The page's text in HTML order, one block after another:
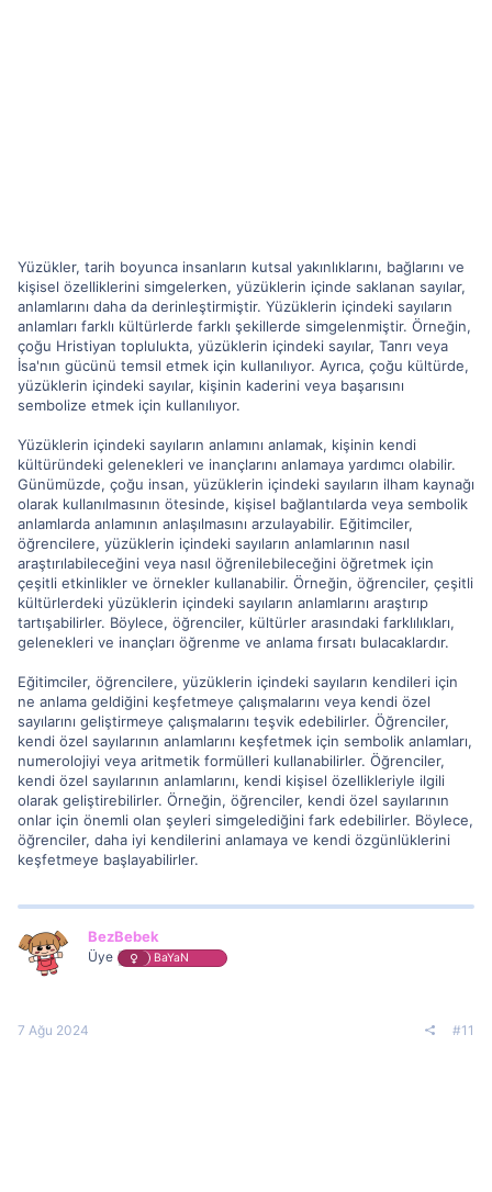
Yüzükler, tarih boyunca insanların kutsal yakınlıklarını, bağlarını ve
kişisel özelliklerini simgelerken, yüzüklerin içinde saklanan sayılar,
anlamlarını daha da derinleştirmiştir. Yüzüklerin içindeki sayıların
anlamları farklı kültürlerde farklı şekillerde simgelenmiştir. Örneğin,
çoğu Hristiyan toplulukta, yüzüklerin içindeki sayılar, Tanrı veya
İsa'nın gücünü temsil etmek için kullanılıyor. Ayrıca, çoğu kültürde,
yüzüklerin içindeki sayılar, kişinin kaderini veya başarısını
sembolize etmek için kullanılıyor.
Yüzüklerin içindeki sayıların anlamını anlamak, kişinin kendi
kültüründeki gelenekleri ve inançlarını anlamaya yardımcı olabilir.
Günümüzde, çoğu insan, yüzüklerin içindeki sayıların ilham kaynağı
olarak kullanılmasının ötesinde, kişisel bağlantılarda veya sembolik
anlamlarda anlamının anlaşılmasını arzulayabilir. Eğitimciler,
öğrencilere, yüzüklerin içindeki sayıların anlamlarının nasıl
araştırılabileceğini veya nasıl öğrenilebileceğini öğretmek için
çeşitli etkinlikler ve örnekler kullanabilir. Örneğin, öğrenciler, çeşitli
kültürlerdeki yüzüklerin içindeki sayıların anlamlarını araştırıp
tartışabilirler. Böylece, öğrenciler, kültürler arasındaki farklılıkları,
gelenekleri ve inançları öğrenme ve anlama fırsatı bulacaklardır.
Eğitimciler, öğrencilere, yüzüklerin içindeki sayıların kendileri için
ne anlama geldiğini keşfetmeye çalışmalarını veya kendi özel
sayılarını geliştirmeye çalışmalarını teşvik edebilirler. Öğrenciler,
kendi özel sayılarının anlamlarını keşfetmek için sembolik anlamları,
numerolojiyi veya aritmetik formülleri kullanabilirler. Öğrenciler,
kendi özel sayılarının anlamlarını, kendi kişisel özellikleriyle ilgili
olarak geliştirebilirler. Örneğin, öğrenciler, kendi özel sayılarının
onlar için önemli olan şeyleri simgelediğini fark edebilirler. Böylece,
öğrenciler, daha iyi kendilerini anlamaya ve kendi özgünlüklerini
keşfetmeye başlayabilirler.
BezBebek
Üye BaYaN
7 Ağu 2024 #11